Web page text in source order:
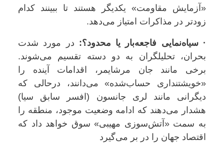
«آزمایش مقاومت» یکدیگر هستند تا ببینند کدام
زودتر در مذاکرات امتیاز می‌دهد.
· سیاه‌نمایی فاجعه‌بار یا محدود؟:در مورد شدت
بحران، تحلیلگران به دو دسته تقسیم می‌شوند.
برخی مانند جان مرشایمر، اقدامات آینده را
«خویشتنداری حساب‌شده» می‌دانند، درحالی که
دیگرانی مانند لری جانسون (افسر سابق سیا)
هشدار می‌دهند که ادامه وضعیت موجود، منطقه را
به سمت «آتش‌سوزی مهیبی» سوق خواهد داد که
اقتصاد جهان را در بر می‌گیرد